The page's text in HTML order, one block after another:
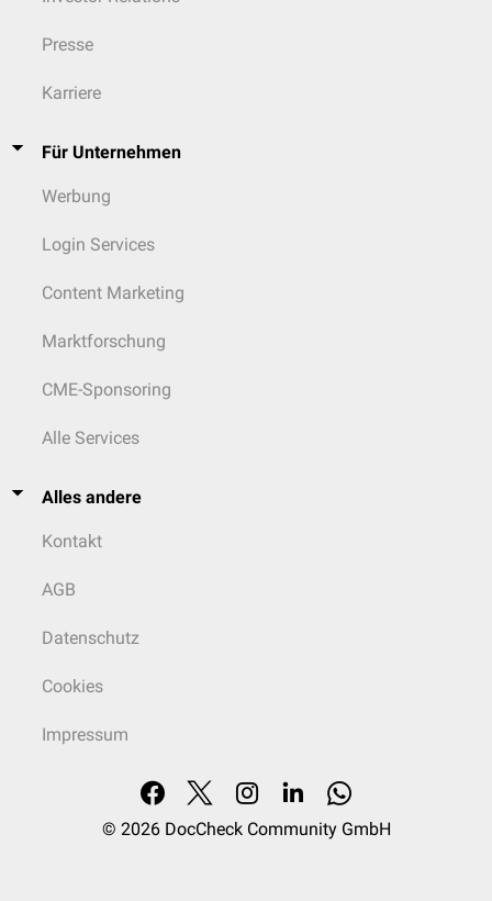
Presse
Karriere
Für Unternehmen
Werbung
Login Services
Content Marketing
Marktforschung
CME-Sponsoring
Alle Services
Alles andere
Kontakt
AGB
Datenschutz
Cookies
Impressum
© 2026 DocCheck Community GmbH